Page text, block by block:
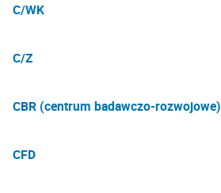
C/WK
C/Z
CBR (centrum badawczo-rozwojowe)
CFD